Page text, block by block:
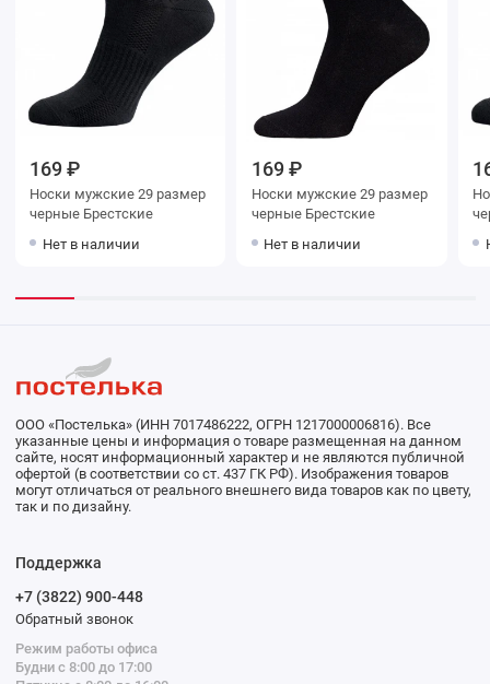
169 ₽
Носки мужские 29 размер
черные Брестские
Нет в наличии
169 ₽
Носки мужские 29 размер
черные Брестские
Нет в наличии
Носки
ООО «Постелька» (ИНН 7017486222, ОГРН 1217000006816). Все
указанные цены и информация о товаре размещенная на данном
сайте, носят информационный характер и не являются публичной
офертой (в соответствии со ст. 437 ГК РФ). Изображения товаров
могут отличаться от реального внешнего вида товаров как по цвету,
так и по дизайну.
Поддержка
+7 (3822) 900-448
Обратный звонок
Режим работы офиса
Будни с 8:00 до 17:00